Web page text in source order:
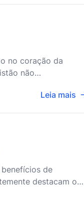
no coração da
não
Leia mais
de
destacam o